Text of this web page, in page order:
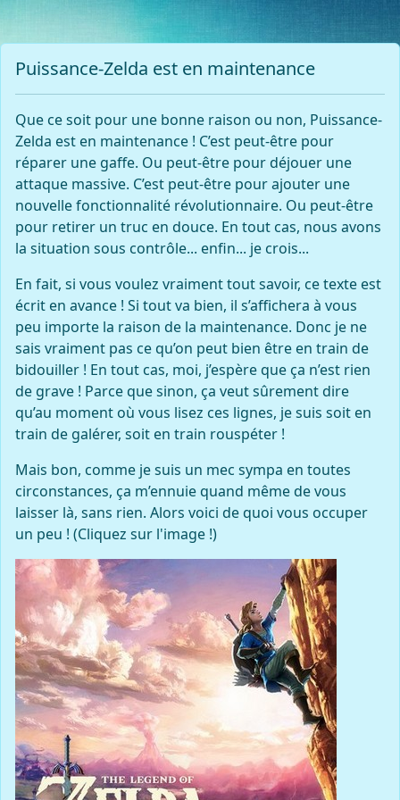
Puissance-Zelda est en maintenance
Que ce soit pour une bonne raison ou non, Puissance-
Zelda est en maintenance ! C’est peut-être pour
réparer une gaffe. Ou peut-être pour déjouer une
attaque massive. C’est peut-être pour ajouter une
nouvelle fonctionnalité révolutionnaire. Ou peut-être
pour retirer un truc en douce. En tout cas, nous avons
la situation sous contrôle... enfin... je crois...
En fait, si vous voulez vraiment tout savoir, ce texte est
écrit en avance ! Si tout va bien, il s’affichera à vous
peu importe la raison de la maintenance. Donc je ne
sais vraiment pas ce qu’on peut bien être en train de
bidouiller ! En tout cas, moi, j’espère que ça n’est rien
de grave ! Parce que sinon, ça veut sûrement dire
qu’au moment où vous lisez ces lignes, je suis soit en
train de galérer, soit en train rouspéter !
Mais bon, comme je suis un mec sympa en toutes
circonstances, ça m’ennuie quand même de vous
laisser là, sans rien. Alors voici de quoi vous occuper
un peu ! (Cliquez sur l'image !)